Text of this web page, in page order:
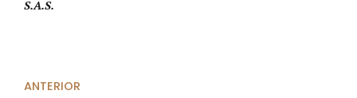
S.A.S.
ANTERIOR